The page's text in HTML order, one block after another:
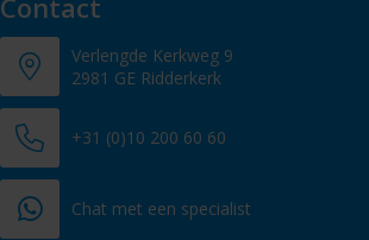
Verlengde Kerkweg 9
2981 GE Ridderkerk
+31 (0)10 200 60 60
Chat met een specialist